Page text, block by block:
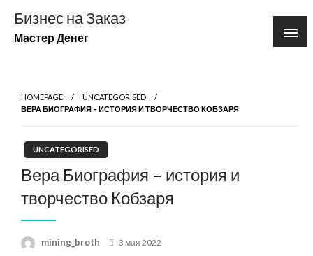
содержимому
Бизнес на Заказ
Мастер Денег
HOMEPAGE
UNCATEGORISED
ВЕРА БИОГРАФИЯ – ИСТОРИЯ И ТВОРЧЕСТВО КОБЗАРЯ
UNCATEGORISED
Вера Биография – история и
творчество Кобзаря
mining_broth
Posted
3 мая 2022